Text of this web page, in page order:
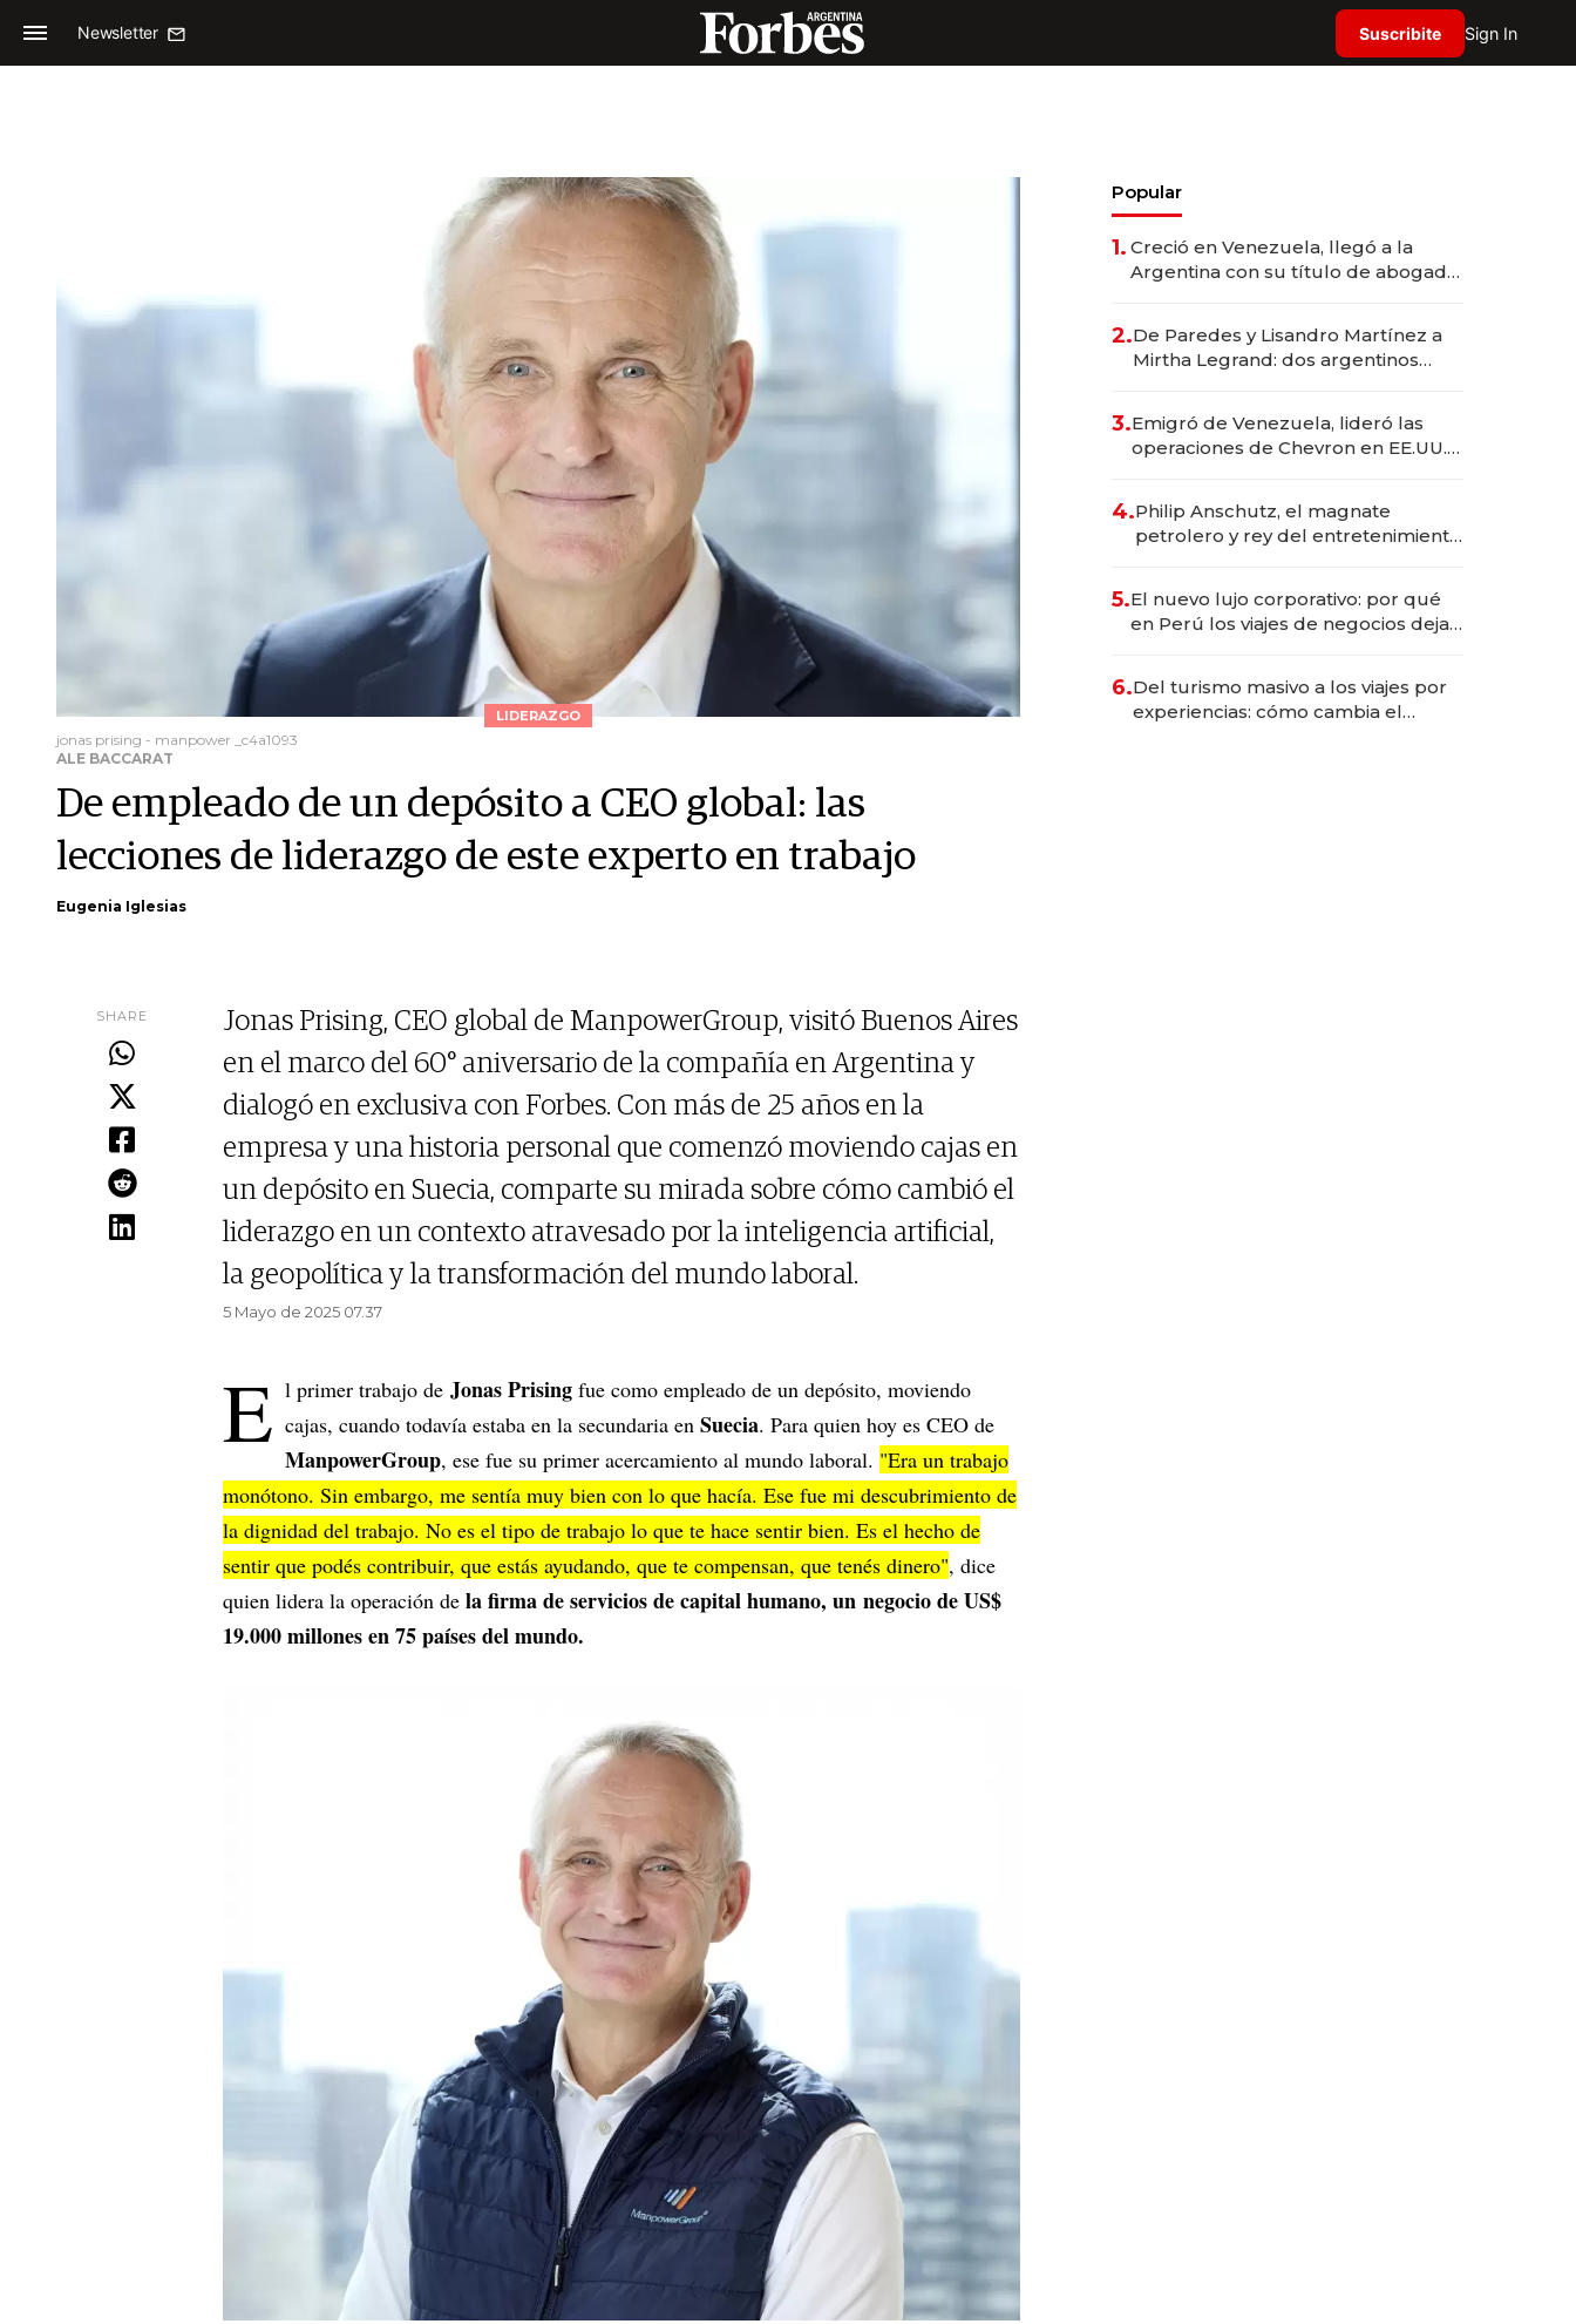
Newsletter Suscribite Sign In
LIDERAZGO
jonas prising - manpower _c4a1093
ALE BACCARAT
De empleado de un depósito a CEO global: las
lecciones de liderazgo de este experto en trabajo
Eugenia Iglesias
SHARE
Jonas Prising, CEO global de ManpowerGroup, visitó Buenos Aires
en el marco del 60° aniversario de la compañía en Argentina y
dialogó en exclusiva con Forbes. Con más de 25 años en la
empresa y una historia personal que comenzó moviendo cajas en
un depósito en Suecia, comparte su mirada sobre cómo cambió el
liderazgo en un contexto atravesado por la inteligencia artificial,
la geopolítica y la transformación del mundo laboral.
5 Mayo de 2025 07.37
E l primer trabajo de Jonas Prising fue como empleado de un depósito, moviendo
cajas, cuando todavía estaba en la secundaria en Suecia. Para quien hoy es CEO de
ManpowerGroup, ese fue su primer acercamiento al mundo laboral. "Era un trabajo
monótono. Sin embargo, me sentía muy bien con lo que hacía. Ese fue mi descubrimiento de
la dignidad del trabajo. No es el tipo de trabajo lo que te hace sentir bien. Es el hecho de
sentir que podés contribuir, que estás ayudando, que te compensan, que tenés dinero", dice
quien lidera la operación de la firma de servicios de capital humano, un negocio de US$
19.000 millones en 75 países del mundo.
Popular
1. Creció en Venezuela, llegó a la
Argentina con su título de abogado
marcas "fast premium"
2.De Paredes y Lisandro Martínez a
Mirtha Legrand: dos argentinos
3.Emigró de Venezuela, lideró las
operaciones de Chevron en EE.UU. y
4.Philip Anschutz, el magnate
petrolero y rey del entretenimiento
5.El nuevo lujo corporativo: por qué
en Perú los viajes de negocios dejan
6.Del turismo masivo a los viajes por
experiencias: cómo cambia el